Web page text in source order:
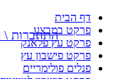
דף הבית
פרקט במבצע
פרקט עץ פלאנק
פרקט פישבון עץ
פנלים פולימריים
התחברות